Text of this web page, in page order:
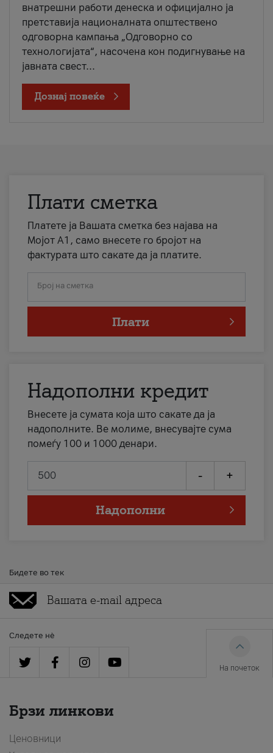
внатрешни работи денеска и официјално ја
претставија националната општествено
одговорна кампања „Одговорно со
технологијата“, насочена кон подигнување на
јавната свест...
Дознај повеќе
Плати сметка
Платете ја Вашата сметка без најава на
Мојот А1, само внесете го бројот на
фактурата што сакате да ја платите.
Број на сметка
Плати
Надополни кредит
Внесете ја сумата која што сакате да ја
надополните. Ве молиме, внесувајте сума
помеѓу 100 и 1000 денари.
- +
Надополни
Бидете во тек
Следете нè
На почеток
Брзи линкови
Ценовници